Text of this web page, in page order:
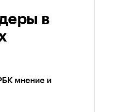
в
мнение и